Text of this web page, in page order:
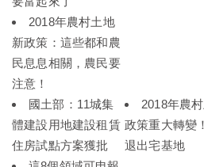
2018年農村土地
新政策：這些都和農
民息息相關，農民要
注意！
國土部：11城集
體建設用地建設租賃
住房試點方案獲批
2018年農
政策重大轉變
退出宅基地